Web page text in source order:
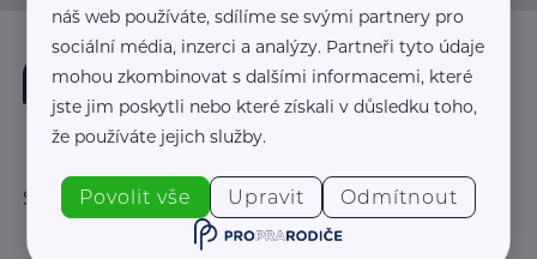
Sledujte nás:
náš web používáte, sdílíme se svými partnery pro
sociální média, inzerci a analýzy. Partneři tyto údaje
mohou zkombinovat s dalšími informacemi, které
jste jim poskytli nebo které získali v důsledku toho,
že používáte jejich služby.
Povolit vše Upravit Odmítnout